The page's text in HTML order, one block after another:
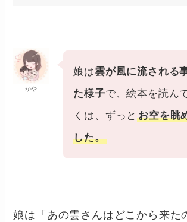
かや
娘は雲が風に流される
た様子で、絵本を読ん
くは、ずっとお空を眺
した。
娘は「あの雲さんはどこから来た